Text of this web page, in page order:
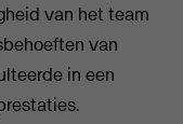
van het team
van
in een